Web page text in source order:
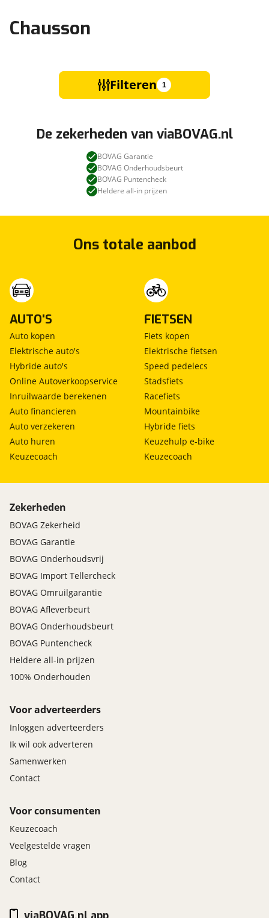
Chausson
Filteren 1
De zekerheden van viaBOVAG.nl
BOVAG Garantie
BOVAG Onderhoudsbeurt
BOVAG Puntencheck
Heldere all-in prijzen
Ons totale aanbod
AUTO'S
Auto kopen
Elektrische auto's
Hybride auto's
Online Autoverkoopservice
Inruilwaarde berekenen
Auto financieren
Auto verzekeren
Auto huren
Keuzecoach
FIETSEN
Fiets kopen
Elektrische fietsen
Speed pedelecs
Stadsfiets
Racefiets
Mountainbike
Hybride fiets
Keuzehulp e-bike
Keuzecoach
Zekerheden
BOVAG Zekerheid
BOVAG Garantie
BOVAG Onderhoudsvrij
BOVAG Import Tellercheck
BOVAG Omruilgarantie
BOVAG Afleverbeurt
BOVAG Onderhoudsbeurt
BOVAG Puntencheck
Heldere all-in prijzen
100% Onderhouden
Voor adverteerders
Inloggen adverteerders
Ik wil ook adverteren
Samenwerken
Contact
Voor consumenten
Keuzecoach
Veelgestelde vragen
Blog
Contact